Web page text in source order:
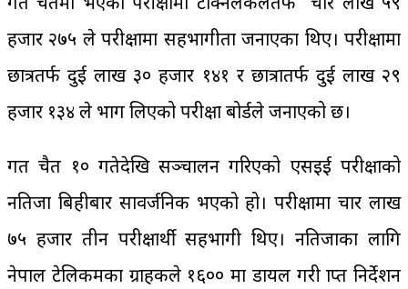
हजार २७५ ले परीक्षामा सहभागीता जनाएका थिए। परीक्षामा
छात्रतर्फ दुई लाख ३० हजार १४१ र छात्रातर्फ दुई लाख २९
हजार १३४ ले भाग लिएको परीक्षा बोर्डले जनाएको छ।
गत चैत १० गतेदेखि सञ्चालन गरिएको एसइई परीक्षाको
नतिजा बिहीबार सावर्जनिक भएको हो। परीक्षामा चार लाख
७५ हजार तीन परीक्षार्थी सहभागी थिए। नतिजाका लागि
नेपाल टेलिकमका ग्राहकले १६०० मा डायल गरी प्राप्त निर्देशन